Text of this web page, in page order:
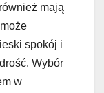
mają
spokój i
Wybór
w